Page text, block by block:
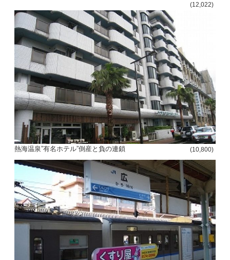
(12,022)
熱海温泉”有名ホテル”倒産と負の連鎖 (10,800)